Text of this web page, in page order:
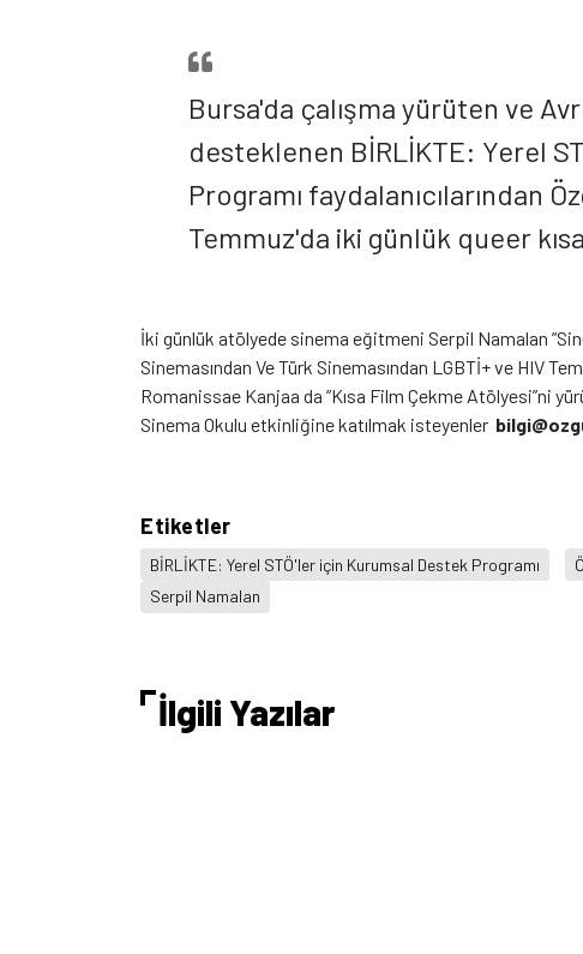
Bursa'da çalışma yürüten ve
desteklenen BİRLİKTE: Yerel
Programı faydalanıcılarından
Temmuz'da iki günlük queer
İki günlük atölyede sinema eğitmeni Serpil Namalan
Sinemasından Ve Türk Sinemasından LGBTİ+ ve HIV
Romanissae Kanjaa da ”Kısa Film Çekme Atölyesi”ni
Sinema Okulu etkinliğine katılmak isteyenler
Etiketler
BİRLİKTE: Yerel STÖ'ler için Kurumsal Destek Programı
Serpil Namalan
İlgili Yazılar